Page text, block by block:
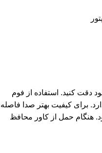
دقت کنید. استفاده از فوم
برای کیفیت بهتر صدا فاصله
هنگام حمل از کاور محافظ